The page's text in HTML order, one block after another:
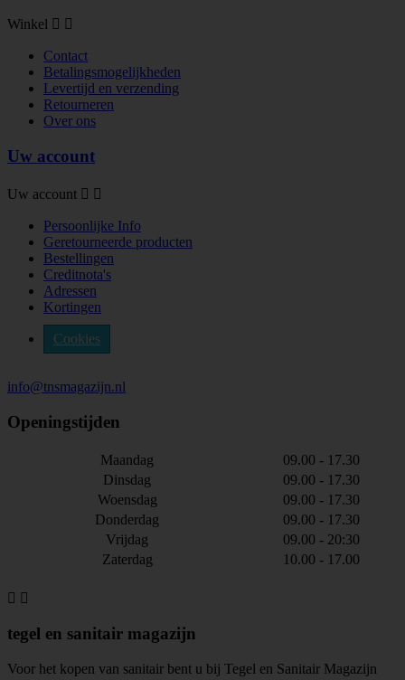
Winkel  
Contact
Betalingsmogelijkheden
Levertijd en verzending
Retourneren
Over ons
Uw account
Uw account  
Persoonlijke Info
Geretourneerde producten
Bestellingen
Creditnota's
Adressen
Kortingen
Cookies
info@tnsmagazijn.nl
Openingstijden
Maandag
09.00 - 17.30
Dinsdag
09.00 - 17.30
Woensdag
09.00 - 17.30
Donderdag
09.00 - 17.30
Vrijdag
09.00 - 20:30
Zaterdag
10.00 - 17.00
 
tegel en sanitair magazijn
Voor het kopen van sanitair bent u bij Tegel en Sanitair Magazijn